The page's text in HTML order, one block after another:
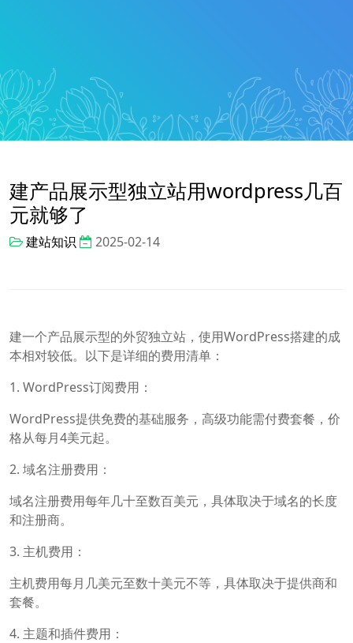
建产品展示型独立站用wordpress几百
元就够了
建站知识 2025-02-14
建一个产品展示型的外贸独立站，使用WordPress搭建的成
本相对较低。以下是详细的费用清单：
1. WordPress订阅费用：
WordPress提供免费的基础服务，高级功能需付费套餐，价
格从每月4美元起。
2. 域名注册费用：
域名注册费用每年几十至数百美元，具体取决于域名的长度
和注册商。
3. 主机费用：
主机费用每月几美元至数十美元不等，具体取决于提供商和
套餐。
4. 主题和插件费用：